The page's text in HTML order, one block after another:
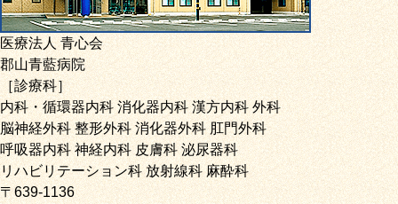
医療法人 青心会
郡山青藍病院
［診療科］
内科・循環器内科 消化器内科 漢方内科 外科
脳神経外科 整形外科 消化器外科 肛門外科
呼吸器内科 神経内科 皮膚科 泌尿器科
リハビリテーション科 放射線科 麻酔科
〒639-1136